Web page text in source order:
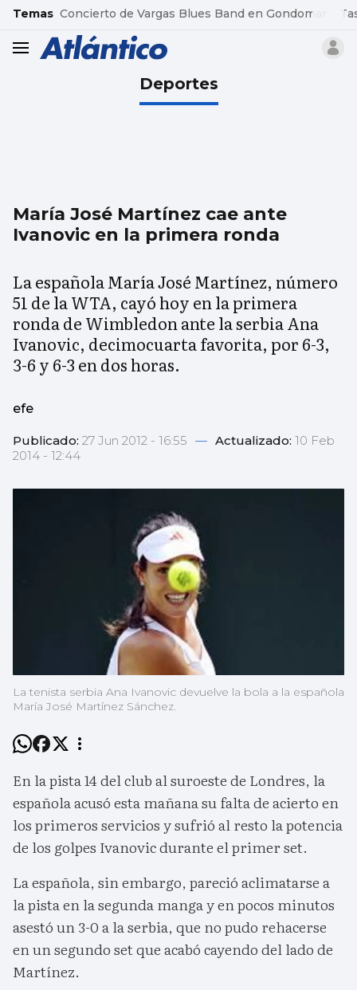
common.go-to-content
Temas Concierto de Vargas Blues Band en Gondomar
header.menu.open
Deportes
María José Martínez cae ante
Ivanovic en la primera ronda
La española María José Martínez, número
51 de la WTA, cayó hoy en la primera
ronda de Wimbledon ante la serbia Ana
Ivanovic, decimocuarta favorita, por 6-3,
3-6 y 6-3 en dos horas.
efe
Publicado: 27 Jun 2012 - 16:55 — Actualizado: 10 Feb
2014 - 12:44
La tenista serbia Ana Ivanovic devuelve la bola a la española
María José Martínez Sánchez.
En la pista 14 del club al suroeste de Londres, la
española acusó esta mañana su falta de acierto en
los primeros servicios y sufrió al resto la potencia
de los golpes Ivanovic durante el primer set.
La española, sin embargo, pareció aclimatarse a
la pista en la segunda manga y en pocos minutos
asestó un 3-0 a la serbia, que no pudo rehacerse
en un segundo set que acabó cayendo del lado de
Martínez.